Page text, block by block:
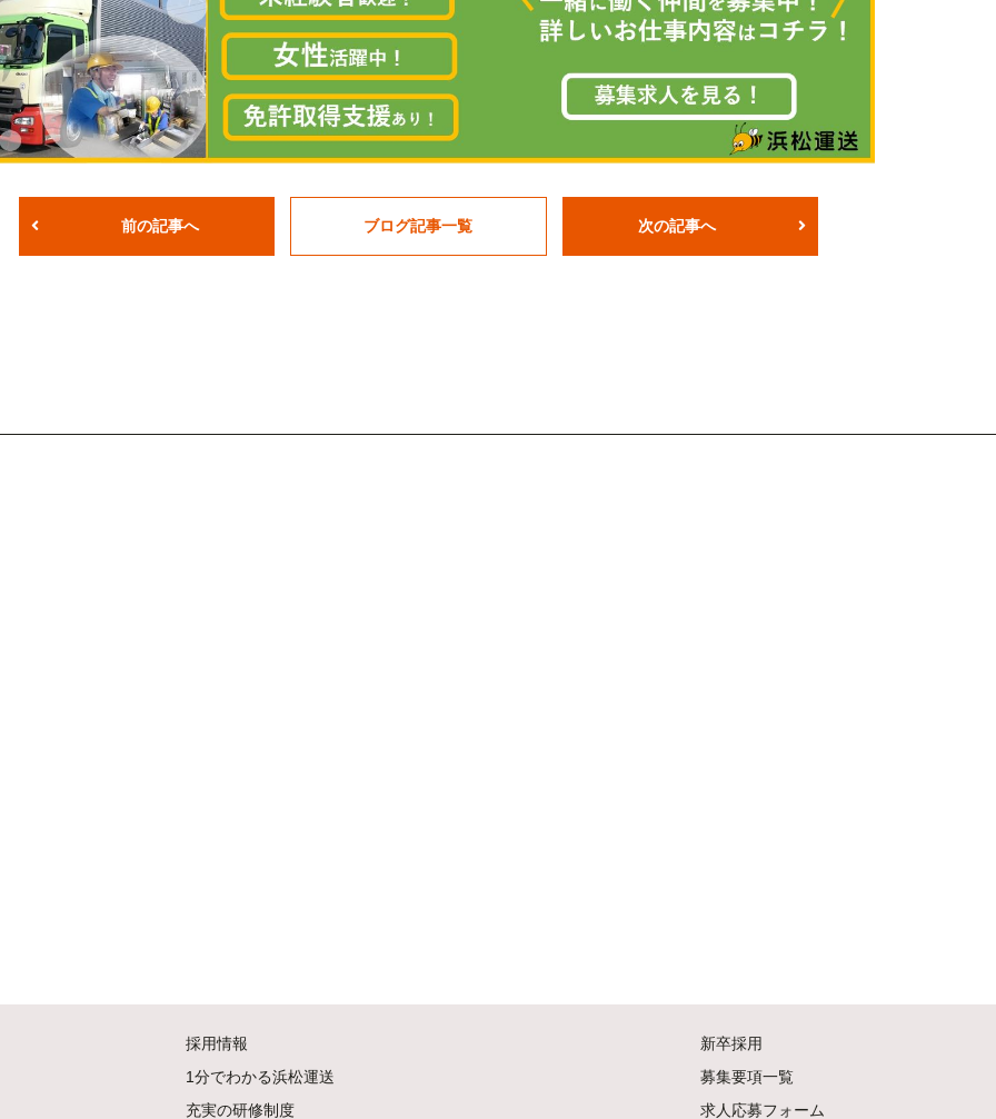
前の記事へ ブログ記事一覧 次の記事へ
採用情報
1分でわかる浜松運送
充実の研修制度
新卒採用
募集要項一覧
求人応募フォーム